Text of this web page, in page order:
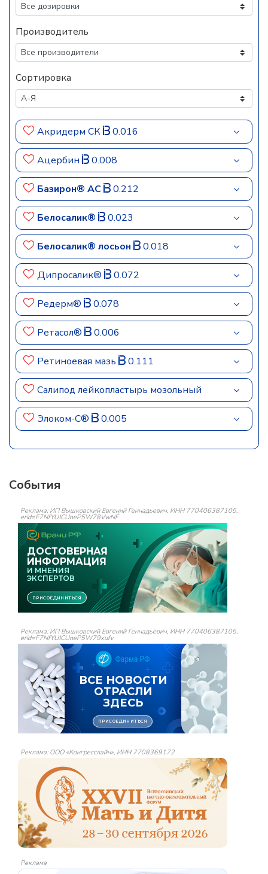
Производитель
Сортировка
Акридерм СК 0.016
Ацербин 0.008
Базирон® АС 0.212
Белосалик® 0.023
Белосалик® лосьон 0.018
Дипросалик® 0.072
Редерм® 0.078
Ретасол® 0.006
Ретиноевая мазь 0.111
Салипод лейкопластырь мозольный
Элоком-С® 0.005
События
Реклама: ИП Вышковский Евгений Геннадьевич, ИНН 770406387105,
erid=F7NfYUJCUneP5W78VwNF
Реклама: ИП Вышковский Евгений Геннадьевич, ИНН 770406387105,
erid=F7NfYUJCUneP5W79xufv
Реклама: ООО «Конгресслайн», ИНН 7708369172
Реклама